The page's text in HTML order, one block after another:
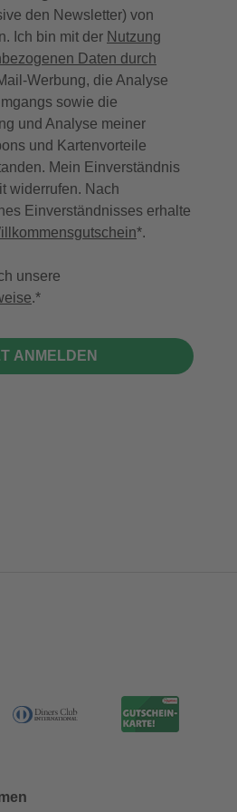
den Newsletter) von
Ich bin mit der Nutzung
Daten durch
Werbung, die Analyse
sowie die
und Analyse meiner
und Kartenvorteile
Mein Einverständnis
widerrufen. Nach
Einverständnisses erhalte
*.
unsere
.
ANMELDEN